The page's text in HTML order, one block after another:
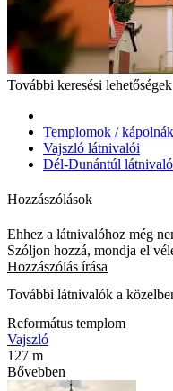
További keresési lehetőségek
Templomok /
Vajszló látnivalói
Dél-Dunántúl
Hozzászólások
Ehhez a látnivalóhoz még
Szóljon hozzá, mondja el
Hozzászólás írása
További látnivalók a
Református templom
Vajszló
127 m
Bővebben